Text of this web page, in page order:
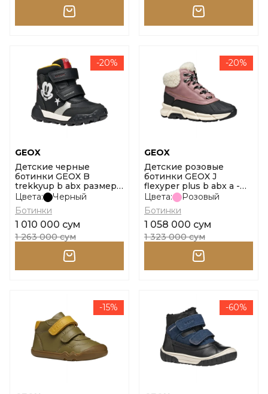
-20%
GEOX
Детские черные
ботинки GEOX B
trekkyup b abx размер
21
Цвета:
Черный
Ботинки
1 010 000 сум
1 263 000 сум
-20%
GEOX
Детские розовые
ботинки GEOX J
flexyper plus b abx a -
sint размер 30
Цвета:
Розовый
Ботинки
1 058 000 сум
1 323 000 сум
-15% -60%